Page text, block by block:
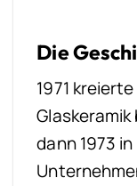
Die
1971
dann 1973